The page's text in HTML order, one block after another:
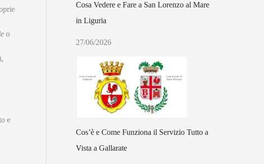
o
e
Cosa Vedere e Fare a San Lorenzo al Mare
in Liguria
27/06/2026
Cos’è e Come Funziona il Servizio Tutto a
Vista a Gallarate